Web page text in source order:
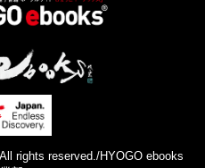
rights reserved./HYOGO ebooks